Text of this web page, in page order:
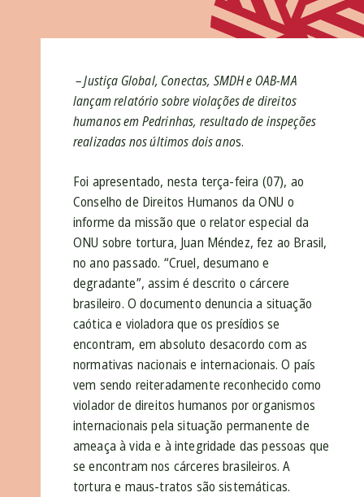
– Justiça Global, Conectas, SMDH e OAB-MA
lançam relatório sobre violações de direitos
humanos em Pedrinhas, resultado de inspeções
realizadas nos últimos dois anos.
Foi apresentado, nesta terça-feira (07), ao
Conselho de Direitos Humanos da ONU o
informe da missão que o relator especial da
ONU sobre tortura, Juan Méndez, fez ao Brasil,
no ano passado. “Cruel, desumano e
degradante”, assim é descrito o cárcere
brasileiro. O documento denuncia a situação
caótica e violadora que os presídios se
encontram, em absoluto desacordo com as
normativas nacionais e internacionais. O país
vem sendo reiteradamente reconhecido como
violador de direitos humanos por organismos
internacionais pela situação permanente de
ameaça à vida e à integridade das pessoas que
se encontram nos cárceres brasileiros. A
tortura e maus-tratos são sistemáticas.